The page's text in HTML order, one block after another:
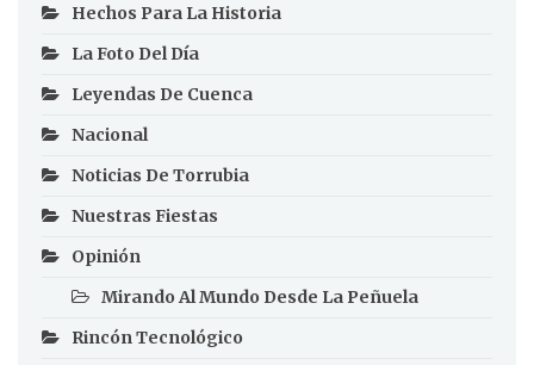
Hechos Para La Historia
La Foto Del Día
Leyendas De Cuenca
Nacional
Noticias De Torrubia
Nuestras Fiestas
Opinión
Mirando Al Mundo Desde La Peñuela
Rincón Tecnológico